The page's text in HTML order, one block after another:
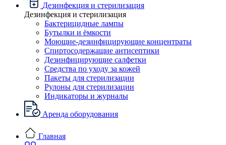
Дезинфекция и стерилизация
Дезинфекция и стерилизация
Бактерицидные лампы
Бутылки и ёмкости
Моющие-дезинфицирующие концентраты
Спиртосодержащие антисептики
Дезинфицирующие салфетки
Средства по уходу за кожей
Пакеты для стерилизации
Рулоны для стерилизации
Индикаторы и журналы
Аренда оборудования
Главная